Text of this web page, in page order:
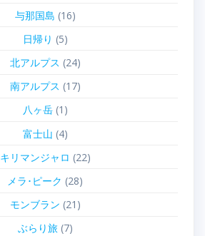
与那国島 (16)
日帰り (5)
北アルプス (24)
南アルプス (17)
八ヶ岳(1)
富士山 (4)
キリマンジャロ (22)
メラ･ピーク (28)
モンブラン (21)
ぶらり旅(7)